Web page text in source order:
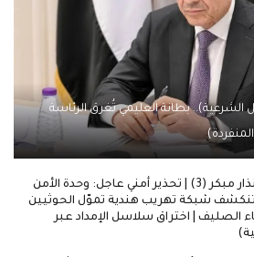
الشرعية).. بطانة العليمي تُغرق الرئاسة
اسرار | انذار مبكر (3) | تحذير أمني عاجل: وحدة الأمن
تنكشف شبكة تهريب هندية تموّل الحوثيين
الصليف | اختراق سلاسل الإمداد عبر